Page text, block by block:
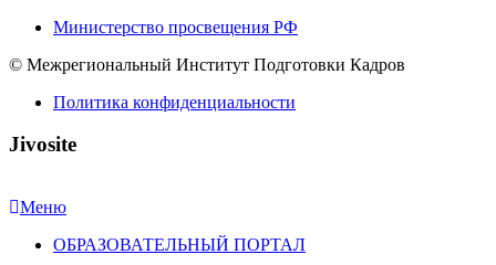
Министерство просвещения РФ
© Межрегиональный Институт Подготовки Кадров
Политика конфиденциальности
Jivosite
Меню
ОБРАЗОВАТЕЛЬНЫЙ ПОРТАЛ